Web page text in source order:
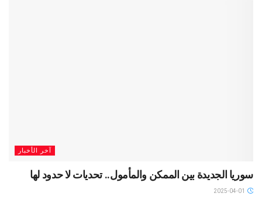
آخر الأخبار
سوريا الجديدة بين الممكن والمأمول.. تحديات لا حدود لها